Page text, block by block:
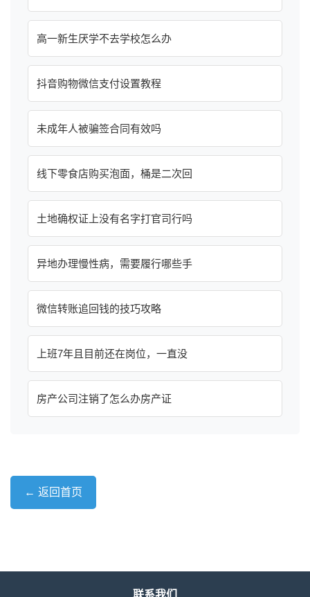
高一新生厌学不去学校怎么办
抖音购物微信支付设置教程
未成年人被骗签合同有效吗
线下零食店购买泡面，桶是二次回
土地确权证上没有名字打官司行吗
异地办理慢性病，需要履行哪些手
微信转账追回钱的技巧攻略
上班7年且目前还在岗位，一直没
房产公司注销了怎么办房产证
← 返回首页
联系我们